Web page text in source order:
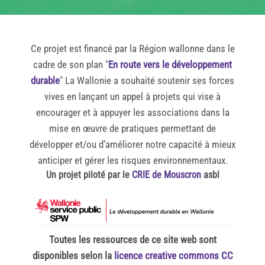
Ce projet est financé par la Région wallonne dans le
cadre de son plan "En route vers le développement
durable" La Wallonie a souhaité soutenir ses forces
vives en lançant un appel à projets qui vise à
encourager et à appuyer les associations dans la
mise en œuvre de pratiques permettant de
développer et/ou d’améliorer notre capacité à mieux
anticiper et gérer les risques environnementaux.
Un projet piloté par le CRIE de Mouscronasbl
Toutes les ressources de ce site web sont
disponibles selon la licence creative commons CC